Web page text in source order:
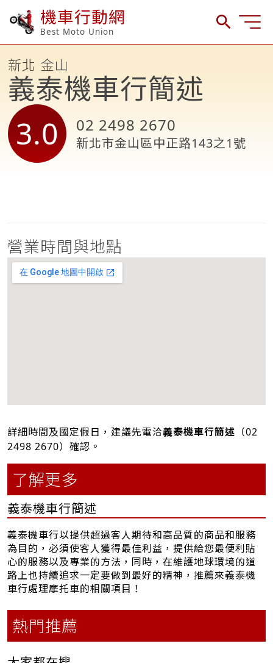
機車行動網
Best Moto Union
新北 金山
義泰機車行簡述
3.0 02 2498 2670
新北市金山區中正路143之1號
營業時間與地點
詳細時間及國定假日，建議先電洽義泰機車行簡述 （02
2498 2670）確認。
了解更多
義泰機車行簡述
義泰機車行以提供超過客人期待和高品質的商品和服務
為目的，必須使客人獲得最佳利益，提供給您最便利貼
心的服務以及專業的方法，同時，在維護地球環境的道
路上也持續追求一定要做到最好的精神，推薦來義泰機
車行處理摩托車的相關項目！
熱門推薦